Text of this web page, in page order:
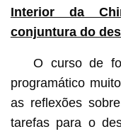
Interior da
conjuntura do
O curso de
programático
as reflexões
tarefas para o